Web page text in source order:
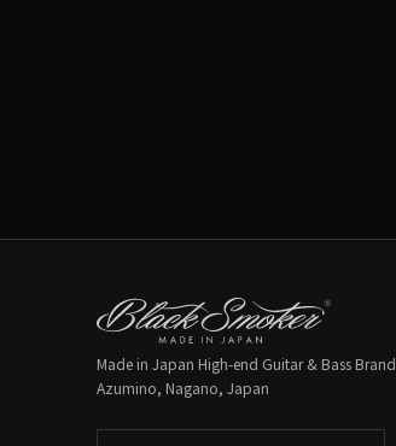
Made in Japan High-end Guitar & Bass Brand
Azumino, Nagano, Japan